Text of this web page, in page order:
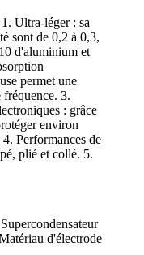
Ultra-léger : sa
sont de 0,2 à 0,3,
d'aluminium et
permet une
fréquence. 3.
: grâce
environ
Performances de
plié et collé. 5.